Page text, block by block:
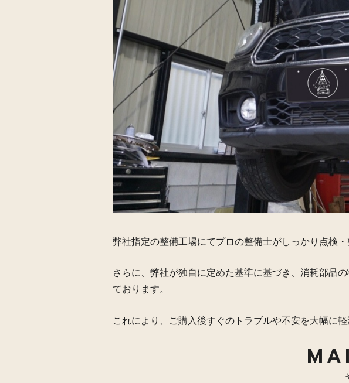
弊社指定の整備工場にてプロの整備士がしっかり点検・
さらに、弊社が独自に定めた基準に基づき、消耗部品
ております。
これにより、ご購入後すぐのトラブルや不安を大幅に軽